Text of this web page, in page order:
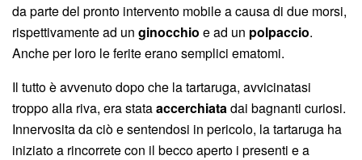
da parte del pronto intervento mobile a causa di due morsi,
rispettivamente ad un ginocchio e ad un polpaccio.
Anche per loro le ferite erano semplici ematomi.
Il tutto è avvenuto dopo che la tartaruga, avvicinatasi
troppo alla riva, era stataaccerchiatadai bagnanti curiosi.
Innervosita da ciò e sentendosi in pericolo, la tartaruga ha
iniziato a rincorrete con il becco aperto i presenti e a